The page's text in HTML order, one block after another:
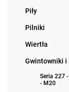
Piły
Pilniki
Wiertła
Gwintowniki i
Seria 227
- M20